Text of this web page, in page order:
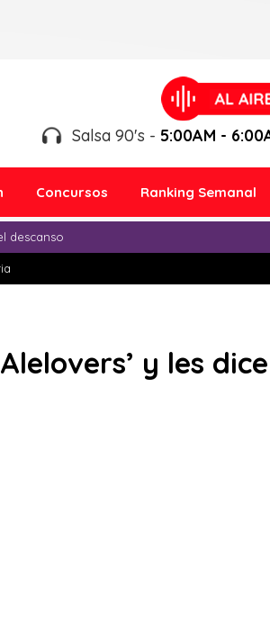
Salsa 90's - 5:00AM -
Concursos Ranking Semanal
descanso
y les dice